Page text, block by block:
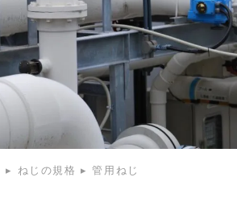
▸ ねじの規格 ▸管用ねじ